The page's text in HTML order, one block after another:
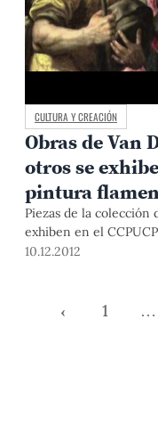
CULTURA Y CREACIÓN
Obras de Van
otros se
pintura
Piezas de la colección
exhiben en el
10.12.2012
‹ 1 …